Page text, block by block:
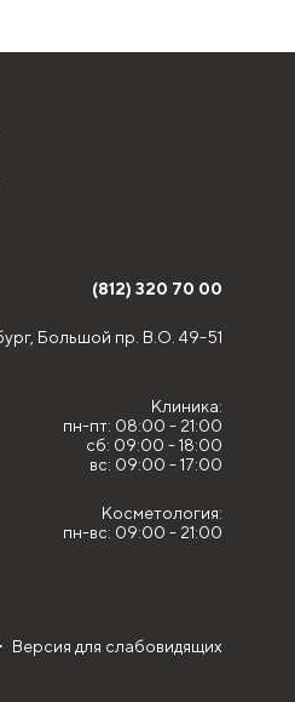
(812) 320 70 00
Большой пр. В.О. 49-51
Клиника:
пн-пт: 08:00 - 21:00
сб: 09:00 - 18:00
вс: 09:00 - 17:00
Косметология:
пн-вс: 09:00 - 21:00
Версия для слабовидящих